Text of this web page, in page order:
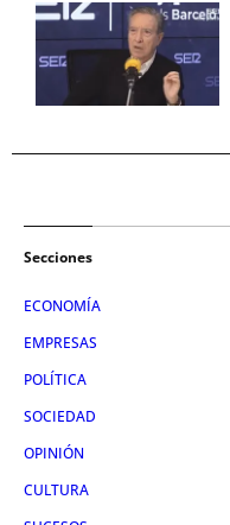
Secciones
ECONOMÍA
EMPRESAS
POLÍTICA
SOCIEDAD
OPINIÓN
CULTURA